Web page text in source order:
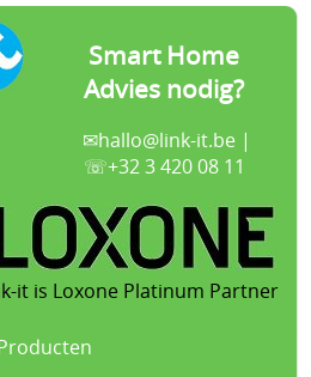
Smart Home
Advies nodig?
✉hallo@link-it.be|
☏+32 3 420 08 11
it is Loxone Platinum Partner